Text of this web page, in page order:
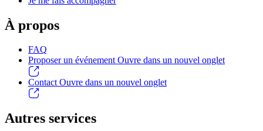
À propos
FAQ
Proposer un événementOuvre dans un nouvel onglet
Contact Ouvre dans un nouvel onglet
Autres services